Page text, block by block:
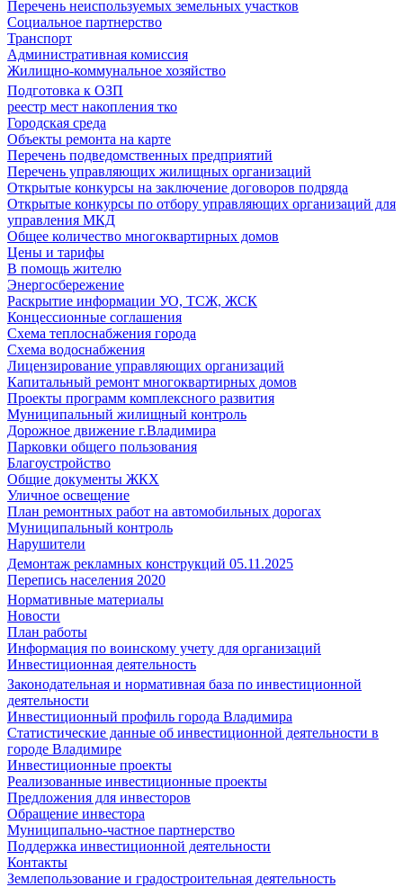
Перечень неиспользуемых земельных участков
Социальное партнерство
Транспорт
Административная комиссия
Жилищно-коммунальное хозяйство
Подготовка к ОЗП
реестр мест накопления тко
Городская среда
Объекты ремонта на карте
Перечень подведомственных предприятий
Перечень управляющих жилищных организаций
Открытые конкурсы на заключение договоров подряда
Открытые конкурсы по отбору управляющих организаций для
управления МКД
Общее количество многоквартирных домов
Цены и тарифы
В помощь жителю
Энергосбережение
Раскрытие информации УО, ТСЖ, ЖСК
Концессионные соглашения
Схема теплоснабжения города
Схема водоснабжения
Лицензирование управляющих организаций
Капитальный ремонт многоквартирных домов
Проекты программ комплексного развития
Муниципальный жилищный контроль
Дорожное движение г.Владимира
Парковки общего пользования
Благоустройство
Общие документы ЖКХ
Уличное освещение
План ремонтных работ на автомобильных дорогах
Муниципальный контроль
Нарушители
Демонтаж рекламных конструкций 05.11.2025
Перепись населения 2020
Нормативные материалы
Новости
План работы
Информация по воинскому учету для организаций
Инвестиционная деятельность
Законодательная и нормативная база по инвестиционной
деятельности
Инвестиционный профиль города Владимира
Статистические данные об инвестиционной деятельности в
городе Владимире
Инвестиционные проекты
Реализованные инвестиционные проекты
Предложения для инвесторов
Обращение инвестора
Муниципально-частное партнерство
Поддержка инвестиционной деятельности
Контакты
Землепользование и градостроительная деятельность